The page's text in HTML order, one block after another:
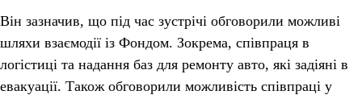
Він зазначив, що під час зустрічі обговорили можливі
шляхи взаємодії із Фондом. Зокрема, співпраця в
логістиці та надання баз для ремонту авто, які задіяні в
евакуації. Також обговорили можливість співпраці у